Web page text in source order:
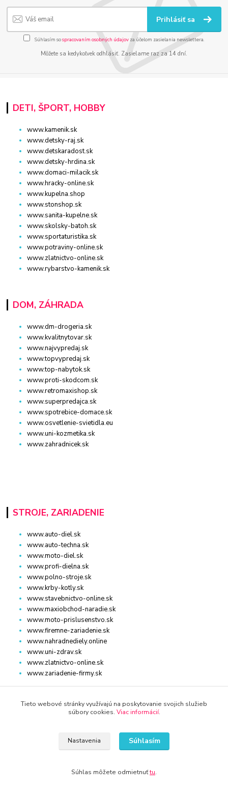
Prihlásiť sa
Súhlasím sospracovaním osobných údajov za účelom zasielania newslettera.
Môžete sa kedykoľvek odhlásiť. Zasielame raz za 14 dní.
DETI, ŠPORT, HOBBY
www.kamenik.sk
www.detsky-raj.sk
www.detskaradost.sk
www.detsky-hrdina.sk
www.domaci-milacik.sk
www.hracky-online.sk
www.kupelna.shop
www.stonshop.sk
www.sanita-kupelne.sk
www.skolsky-batoh.sk
www.sportaturistika.sk
www.potraviny-online.sk
www.zlatnictvo-online.sk
www.rybarstvo-kamenik.sk
DOM, ZÁHRADA
www.dm-drogeria.sk
www.kvalitnytovar.sk
www.najvypredaj.sk
www.topvypredaj.sk
www.top-nabytok.sk
www.proti-skodcom.sk
www.retromaxishop.sk
www.superpredajca.sk
www.spotrebice-domace.sk
www.osvetlenie-svietidla.eu
www.uni-kozmetika.sk
www.zahradnicek.sk
STROJE, ZARIADENIE
www.auto-diel.sk
www.auto-techna.sk
www.moto-diel.sk
www.profi-dielna.sk
www.polno-stroje.sk
www.krby-kotly.sk
www.stavebnictvo-online.sk
www.maxiobchod-naradie.sk
www.moto-prislusenstvo.sk
www.firemne-zariadenie.sk
www.nahradnediely.online
www.uni-zdrav.sk
www.zlatnictvo-online.sk
www.zariadenie-firmy.sk
Kontakty
Tieto webové stránky využívajú na poskytovanie svojich služieb
súbory cookies. Viac informácií.
Nastavenia Súhlasím
Súhlas môžete odmietnuťtu.